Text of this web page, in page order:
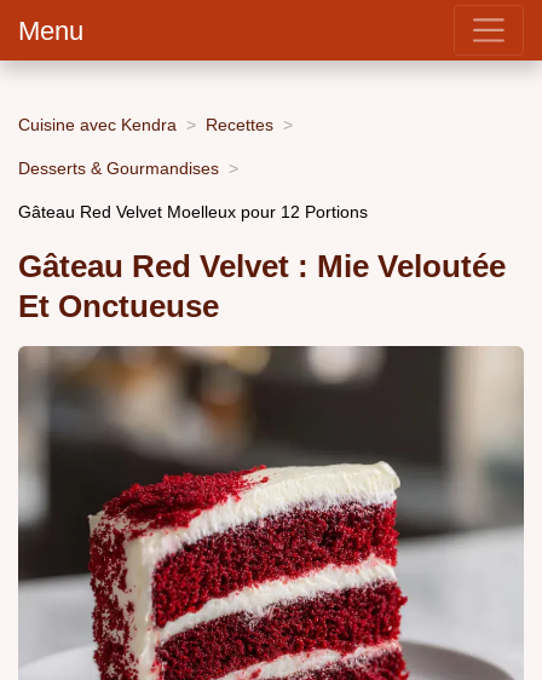
Menu
Cuisine avec Kendra Recettes
Desserts & Gourmandises
Gâteau Red Velvet Moelleux pour 12 Portions
Gâteau Red Velvet : Mie Veloutée
Et Onctueuse